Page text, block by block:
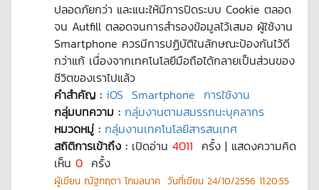
ปลอดภัยกว่า และแนะให้มีการปิดระบบ Cookie ตลอด
จน Autfill ตลอดจนการสำรองข้อมูลไว้เสมอ ผู้ใช้งาน
Smartphone ควรมีการปฏิบัติในลักษณะป้องกันไว้ดี
กว่าแก้ เนื่องจากเทคโนโลยีมือถือได้กลายเป็นส่วนของ
ชีวิตของเราไปแล้ว
คำสำคัญ : iOS Smartphone การใช้งาน
กลุ่มบทความ : กลุ่มงานตามสมรรถนะบุคลากร
หมวดหมู่ : กลุ่มงานเทคโนโลยีสารสนเทศ
สถิติการเข้าถึง : เปิดอ่าน 4011 ครั้ง | แสดงความคิด
เห็น 0 ครั้ง
ผู้เขียน ณัฐกฤตา โกมลนาค วันที่เขียน 24/10/2556 11:20:55